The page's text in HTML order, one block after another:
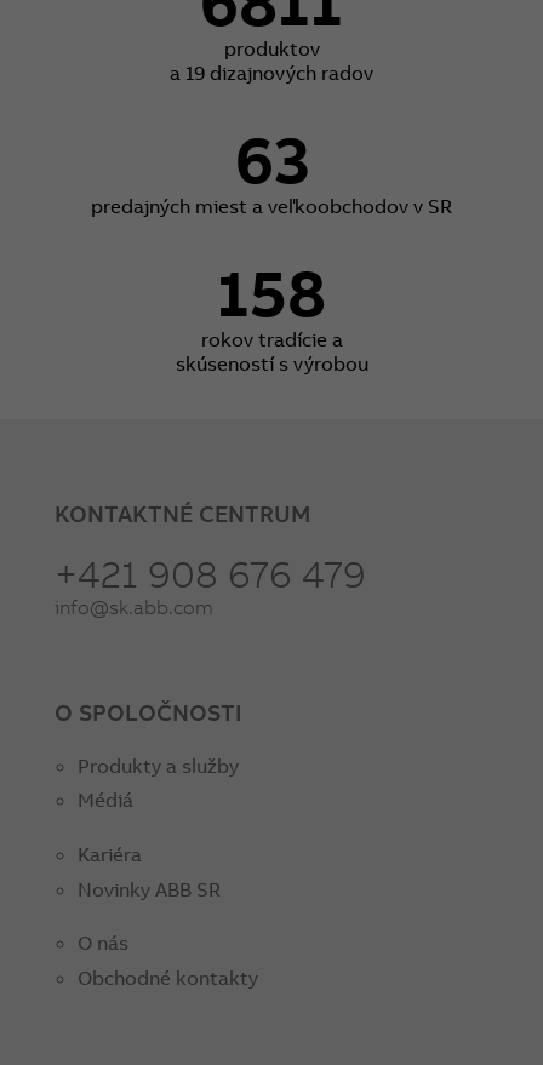
produktov
a 19 dizajnových radov
63
predajných miest a veľkoobchodov v SR
158
rokov tradície a
skúseností s výrobou
KONTAKTNÉ CENTRUM
+421 908 676 479
info@sk.abb.com
O SPOLOČNOSTI
Produkty a služby
Médiá
Kariéra
Novinky ABB SR
O nás
Obchodné kontakty